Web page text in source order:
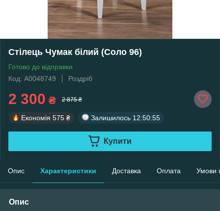
Стілець Чумак білий (Соло 96)
Готово до відправки
Код: А0048749
Роздріб
2 300 ₴ 2 875 ₴
Економія 575 ₴ Залишилось 12:50:55
Купити
Опис Характеристики Доставка Оплата Умови
Опис